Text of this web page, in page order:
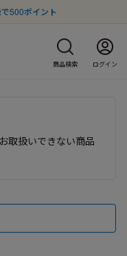
500ポイント
商品検索 ログイン
取扱いできない商品